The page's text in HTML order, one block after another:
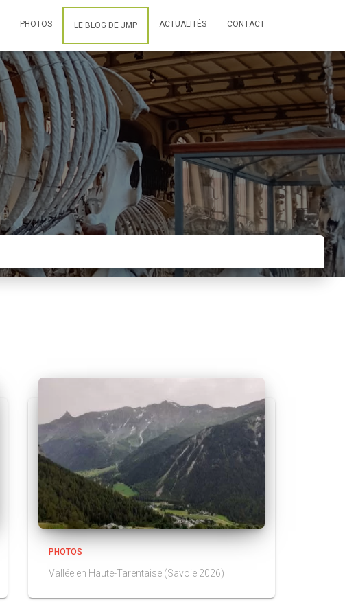
PHOTOS LE BLOG DE JMP ACTUALITÉS CONTACT
PHOTOS
Vallée en Haute-Tarentaise (Savoie 2026)